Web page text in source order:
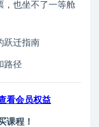
也坐不了一等舱
跃迁指南
路径
看会员权益
课程！